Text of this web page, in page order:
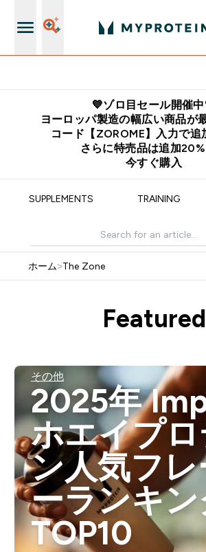
💙ゾロ目セール開催中
ヨーロッパ製造の幅広い商品が
コード【ZOROME】入力で追
さらに特売品は追加
今すぐ購入
SUPPLEMENTS TRAINING
ホーム>The Zone
Featured
その他
2025年
ホエイプ
ン人気フレ
ーランキン
TOP10